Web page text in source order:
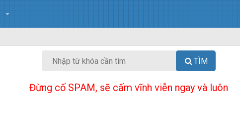
TÌM
Đừng cố SPAM, sẽ cấm vĩnh viễn ngay và luôn